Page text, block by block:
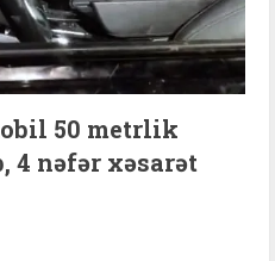
50 metrlik
4 nəfər xəsarət